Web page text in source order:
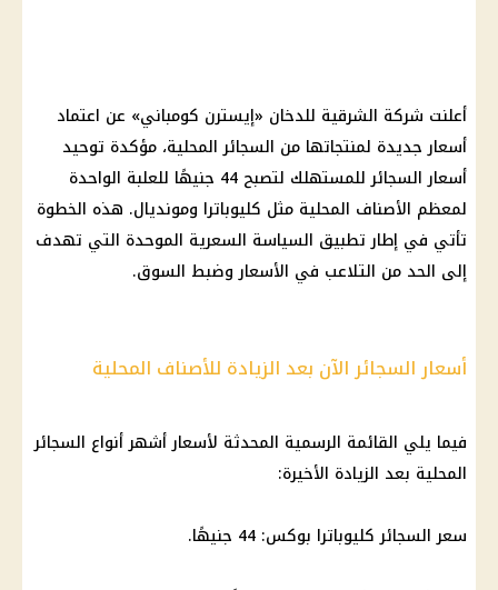
أعلنت شركة الشرقية للدخان «إيسترن كومباني» عن اعتماد
أسعار جديدة لمنتجاتها من السجائر المحلية، مؤكدة توحيد
أسعار السجائر للمستهلك لتصبح 44 جنيهًا للعلبة الواحدة
لمعظم الأصناف المحلية مثل كليوباترا ومونديال. هذه الخطوة
تأتي في إطار تطبيق السياسة السعرية الموحدة التي تهدف
إلى الحد من التلاعب في الأسعار وضبط السوق.
أسعار السجائر الآن بعد الزيادة للأصناف المحلية
فيما يلي القائمة الرسمية المحدثة لأسعار أشهر أنواع السجائر
المحلية بعد الزيادة الأخيرة:
سعر السجائر كليوباترا بوكس: 44 جنيهًا.